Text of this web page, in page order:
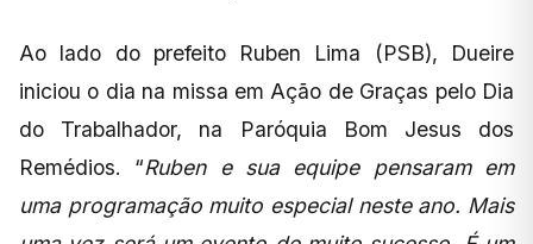
Ao lado do prefeito Ruben Lima (PSB), Dueire
iniciou o dia na missa em Ação de Graças pelo Dia
do Trabalhador, na Paróquia Bom Jesus dos
Remédios. “Ruben e sua equipe pensaram em
uma programação muito especial neste ano. Mais